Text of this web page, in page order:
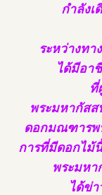
กำลังเ
ระหว่างท
ได้มีอา
ที่
พระมหากัสส
ดอกมณฑารพ
การที่มีดอกไม้
พระมหา
ได้ข่